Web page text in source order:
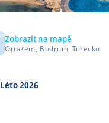
Zobrazit na mapě
Ortakent, Bodrum, Turecko
Léto 2026